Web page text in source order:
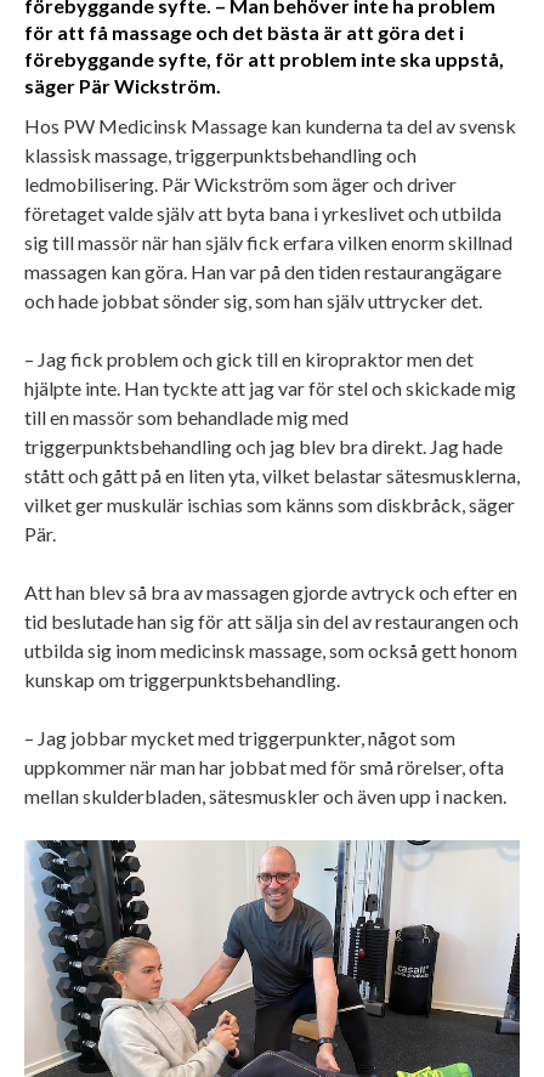
förebyggande syfte. – Man behöver inte ha problem
för att få massage och det bästa är att göra det i
förebyggande syfte, för att problem inte ska uppstå,
säger Pär Wickström.
Hos PW Medicinsk Massage kan kunderna ta del av svensk
klassisk massage, triggerpunktsbehandling och
ledmobilisering. Pär Wickström som äger och driver
företaget valde själv att byta bana i yrkeslivet och utbilda
sig till massör när han själv fick erfara vilken enorm skillnad
massagen kan göra. Han var på den tiden restaurangägare
och hade jobbat sönder sig, som han själv uttrycker det.
– Jag fick problem och gick till en kiropraktor men det
hjälpte inte. Han tyckte att jag var för stel och skickade mig
till en massör som behandlade mig med
triggerpunktsbehandling och jag blev bra direkt. Jag hade
stått och gått på en liten yta, vilket belastar sätesmusklerna,
vilket ger muskulär ischias som känns som diskbråck, säger
Pär.
Att han blev så bra av massagen gjorde avtryck och efter en
tid beslutade han sig för att sälja sin del av restaurangen och
utbilda sig inom medicinsk massage, som också gett honom
kunskap om triggerpunktsbehandling.
– Jag jobbar mycket med triggerpunkter, något som
uppkommer när man har jobbat med för små rörelser, ofta
mellan skulderbladen, sätesmuskler och även upp i nacken.